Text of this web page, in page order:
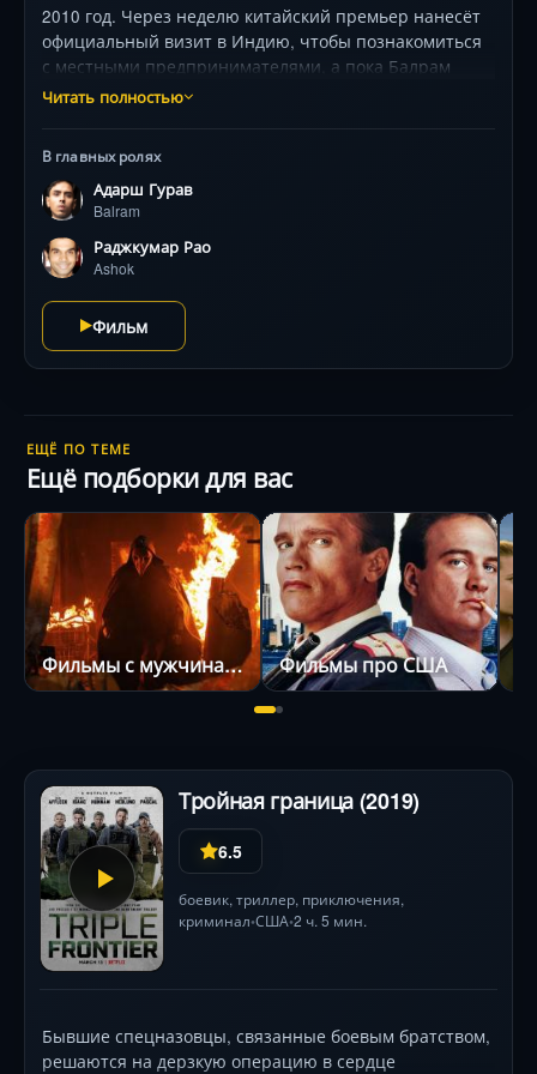
2010 год. Через неделю китайский премьер нанесёт
официальный визит в Индию, чтобы познакомиться
с местными предпринимателями, а пока Балрам
пишет ему письмо о своей жизни. Парень рос в
слугой к состоятельному человеку. Когда из Америки
вернулся сын местного богатея, Балрам сразу понял,
что нашёл своего хозяина. Эта работа и близкое
знакомство с сильными мира сего начинают менять
мировоззрение наивного бедняка.
Читать полностью
В главных ролях
Адарш Гурав
Balram
Раджкумар Рао
Ashok
Фильм
ЕЩЁ ПО ТЕМЕ
Ещё подборки для вас
Фильмы с мужчинами в главных ролях Фильмы про США
Тройная граница (2019)
6.5
боевик, триллер, приключения,
криминал•США•2 ч. 5 мин.
Бывшие спецназовцы, связанные боевым братством,
решаются на дерзкую операцию в сердце